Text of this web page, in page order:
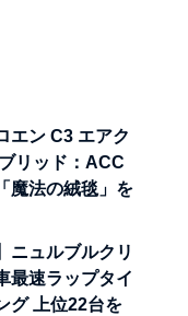
エン C3 エアク
リッド：ACC
魔法の絨毯」を
ニュルブルクリ
最速ラップタイ
グ 上位22台を